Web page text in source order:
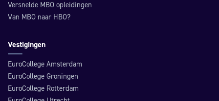
Versnelde MBO opleidingen
Van MBO naar HBO?
Vestigingen
EuroCollege Amsterdam
EuroCollege Groningen
EuroCollege Rotterdam